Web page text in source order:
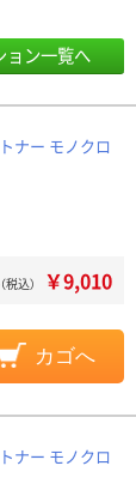
ョン一覧へ
ナー モノクロ
込） ￥9,010
カゴへ
ナー モノクロ